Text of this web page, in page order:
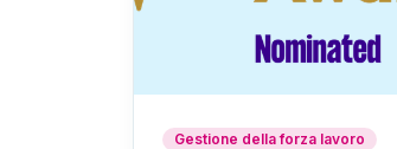
Gestione della forza lavoro